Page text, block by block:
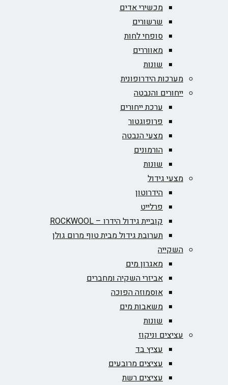
מכשירי אדים
שרשורים
סופחי לחות
מאווררים
שונות
מערכות הידרופונית
ייחורים והנבטה
ערכת ייחורים
פרופוגטור
מצעי הנבטה
הורמונים
שונות
מצעי גידול
הידרוטון
פרלייט
קוביית גידול הידרו – ROCKWOOL‏
תערובת גידול מבית טוף מרום גולן
השקייה
מאגרון מים
אביזרי השקיה ומחברים
אוסמוזה הפוכה
משאבות מים
שונות
עציצים וניקוז
עציץ בד
עציצים מרובעים
עציצים רשת